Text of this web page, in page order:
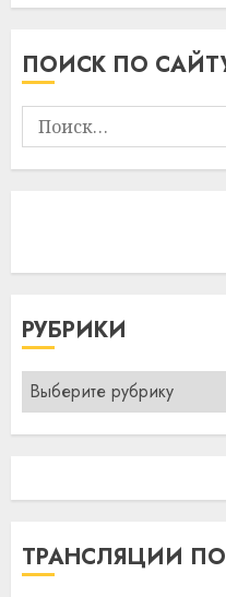
ПОИСК ПО
Найти:
РУБРИКИ
Рубрики
ТРАНСЛЯЦИИ